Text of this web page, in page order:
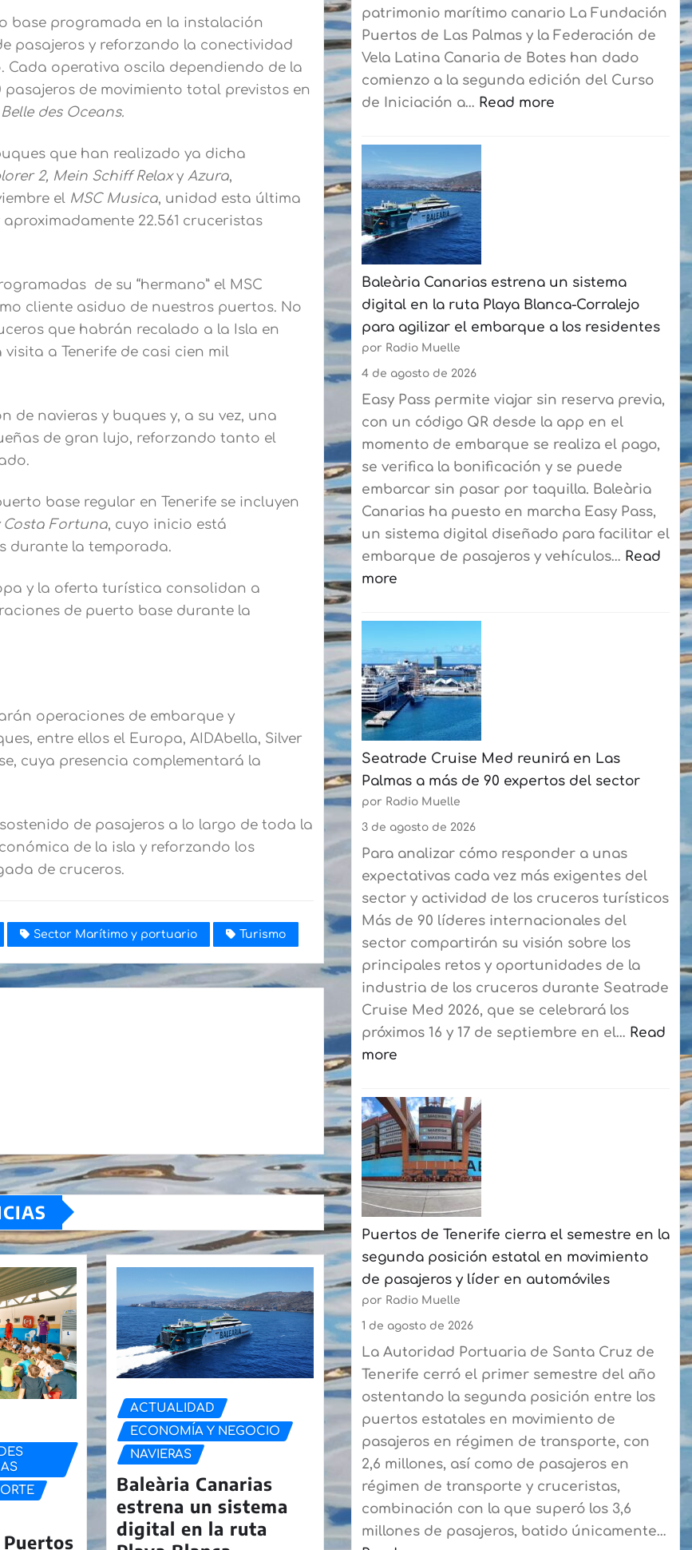
base programada en la instalación
pasajeros y reforzando la conectividad
operativa oscila dependiendo de la
de movimiento total previstos en
des Oceans.
que han realizado ya dicha
2, Mein Schiff Relaxy Azura,
el MSC Musica, unidad esta última
22.561 cruceristas
de su “hermano” el MSC
cliente asiduo de nuestros puertos. No
que habrán recalado a la Isla en
a Tenerife de casi cien mil
navieras y buques y, a su vez, una
de gran lujo, reforzando tanto el
base regular en Tenerife se incluyen
Costa Fortuna, cuyo inicio está
durante la temporada.
y la oferta turística consolidan a
de puerto base durante la
operaciones de embarque y
entre ellos el Europa, AIDAbella, Silver
cuya presencia complementará la
de pasajeros a lo largo de toda la
de la isla y reforzando los
de cruceros.
Sector Marítimo y portuario Turismo
ACTUALIDAD
ECONOMÍA Y NEGOCIO
NAVIERAS
Baleària Canarias
estrena un sistema
digital en la ruta
patrimonio marítimo canario La Fundación
Puertos de Las Palmas y la Federación de
Vela Latina Canaria de Botes han dado
comienzo a la segunda edición del Curso
de Iniciación a… Read more
La
Fundación
Puertos
de
Las
Palmas
y
la
Federación
de
Vela
Latina
Canaria
de
Botes
consolidan
su
curso
de
verano
más
50
participantes
cada
semana
Baleària Canarias estrena un sistema
digital en la ruta Playa Blanca-Corralejo
para agilizar el embarque a los residentes
por Radio Muelle
4 de agosto de 2026
Easy Pass permite viajar sin reserva previa,
con un código QR desde la app en el
momento de embarque se realiza el pago,
se verifica la bonificación y se puede
embarcar sin pasar por taquilla. Baleària
Canarias ha puesto en marcha Easy Pass,
un sistema digital diseñado para facilitar el
embarque de pasajeros y vehículos… Read
more
Baleària
estrena
un
sistema
digital
en
la
ruta
Playa
Blanca-
Corralejo
para
agilizar
el
embarque
a
los
residentes
Seatrade Cruise Med reunirá en Las
Palmas a más de 90 expertos del sector
por Radio Muelle
3 de agosto de 2026
Para analizar cómo responder a unas
expectativas cada vez más exigentes del
sector y actividad de los cruceros turísticos
Más de 90 líderes internacionales del
sector compartirán su visión sobre los
principales retos y oportunidades de la
industria de los cruceros durante Seatrade
Cruise Med 2026, que se celebrará los
próximos 16 y 17 de septiembre en el… Read
more
Seatrade
Cruise
Med
reunirá
en
Las
Palmas
a
más
de
90
expertos
del
sector
Puertos de Tenerife cierra el semestre en la
segunda posición estatal en movimiento
de pasajeros y líder en automóviles
por Radio Muelle
1 de agosto de 2026
La Autoridad Portuaria de Santa Cruz de
Tenerife cerró el primer semestre del año
ostentando la segunda posición entre los
puertos estatales en movimiento de
pasajeros en régimen de transporte, con
2,6 millones, así como de pasajeros en
régimen de transporte y cruceristas,
combinación con la que superó los 3,6
millones de pasajeros, batido únicamente…